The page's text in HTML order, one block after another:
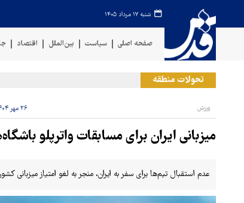
شنبه ۱۷ مرداد ۱۴۰۵
صفحه اصلی سیاست بین‌الملل اقتصاد
تحولات منطقه
ورزش ۲۶ مهر ۱۴۰۴ - ۱۲:۴۴
میزبانی ایران برای مسابقات واترپلو
عدم استقبال تیم‌ها برای سفر به ایران، منجر به لغو امتیاز میزبانی